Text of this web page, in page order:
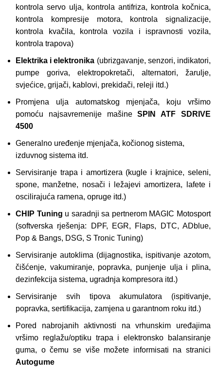
kontrola servo ulja, kontrola antifriza, kontrola kočnica,
kontrola kompresije motora, kontrola signalizacije,
kontrola kvačila, kontrola vozila i ispravnosti vozila,
kontrola trapova)
Elektrika i elektronika (ubrizgavanje, senzori, indikatori,
pumpe goriva, elektropokretači, alternatori, žarulje,
svjećice, grijači, kablovi, prekidači, releji itd.)
Promjena ulja automatskog mjenjača, koju vršimo
pomoću najsavremenije mašineSPIN ATF SDRIVE
4500
Generalno uređenje mjenjača, kočionog sistema,
izduvnog sistema itd.
Servisiranje trapa i amortizera (kugle i krajnice, seleni,
spone, manžetne, nosači i ležajevi amortizera, lafete i
oscilirajuća ramena, opruge itd.)
CHIP Tuning u saradnji sa pertnerom MAGIC Motosport
(softverska rješenja: DPF, EGR, Flaps, DTC, ADblue,
Pop & Bangs, DSG, S Tronic Tuning)
Servisiranje autoklima (dijagnostika, ispitivanje azotom,
čišćenje, vakumiranje, popravka, punjenje ulja i plina,
dezinfekcija sistema, ugradnja kompresora itd.)
Servisiranje svih tipova akumulatora (ispitivanje,
popravka, sertifikacija, zamjena u garantnom roku itd.)
Pored nabrojanih aktivnosti na vrhunskim uređajima
vršimo reglažu/optiku trapa i elektronsko balansiranje
guma, o čemu se više možete informisati na stranici
Autogume